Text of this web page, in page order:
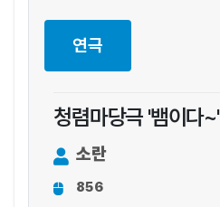
연극
청렴마당극 '뱀이다~'
소란
856